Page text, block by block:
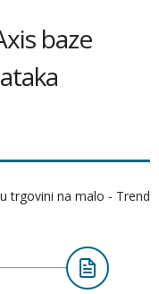
baze
trgovini na malo - Trend